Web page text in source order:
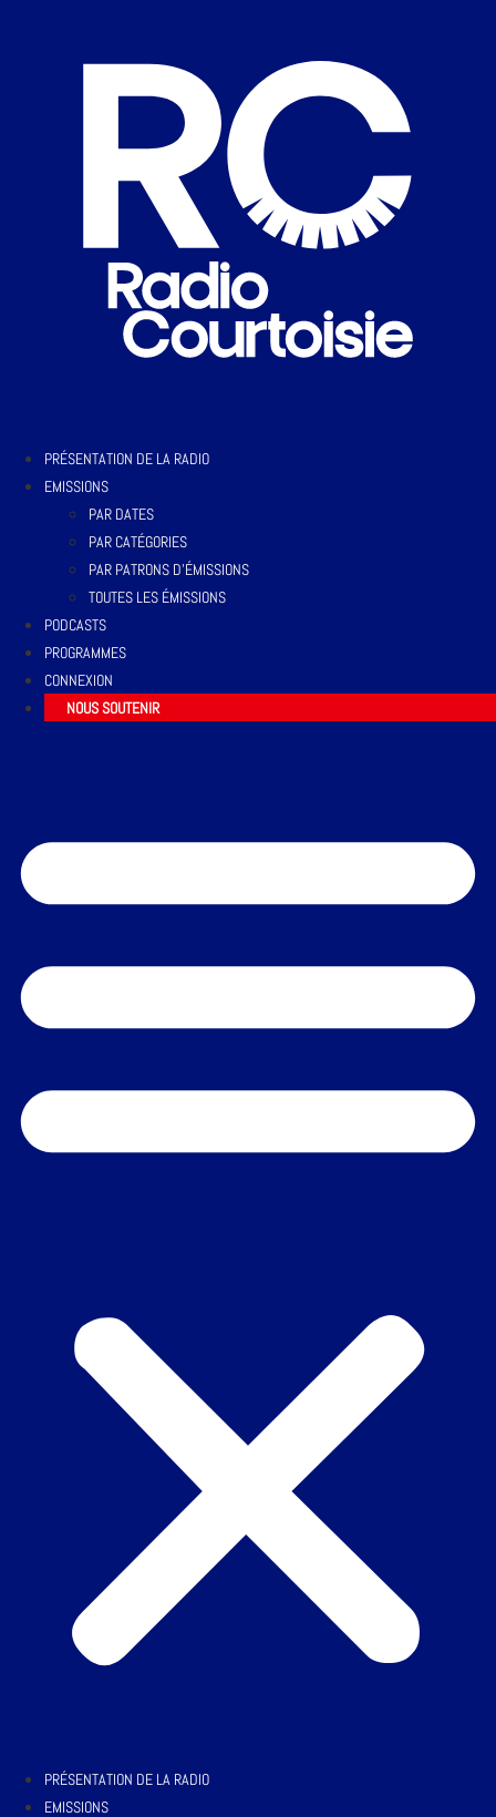
PRÉSENTATION DE LA RADIO
EMISSIONS
PAR DATES
PAR CATÉGORIES
PAR PATRONS D’ÉMISSIONS
TOUTES LES ÉMISSIONS
PODCASTS
PROGRAMMES
CONNEXION
NOUS SOUTENIR
PRÉSENTATION DE LA RADIO
EMISSIONS